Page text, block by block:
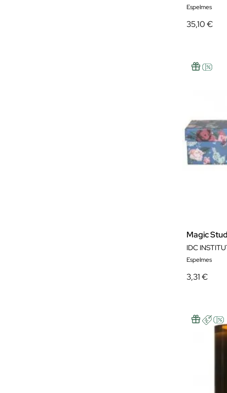
Espelmes
35,10 €
Magic
IDC
Espelmes
3,31 €